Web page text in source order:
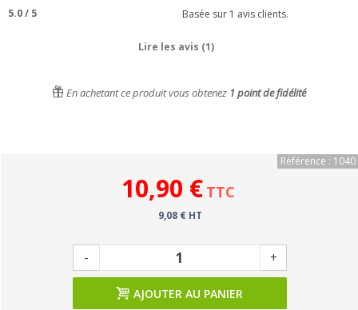
5.0/ 5 Basée sur 1 avis clients.
Lire les avis (1)
En achetant ce produit vous obtenez 1 point de fidélité
Référence : 1040
10,90 € TTC
9,08 € HT
- +
AJOUTER AU PANIER